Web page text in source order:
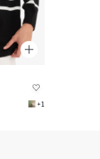
+1